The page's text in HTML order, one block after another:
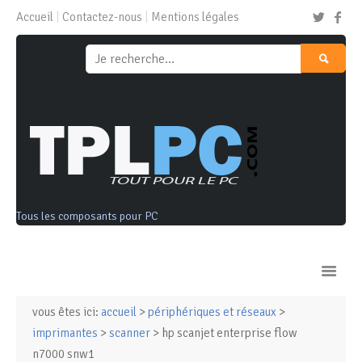
Accueil Contactez-nous Mentions légales
Tous les composants pour PC
Ordinateurs & Tablettes
vous êtes ici: accueil > périphériques et réseaux >
imprimantes > scanner > hp scanjet enterprise flow
n7000 snw1